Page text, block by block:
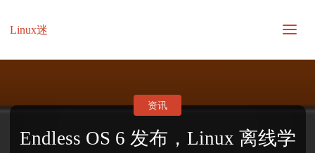
Linux迷
Endless OS 6 发布，Linux 离线学
资讯